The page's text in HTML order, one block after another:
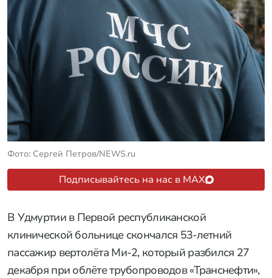
Фото: Сергей Петров/NEWS.ru
Подписывайтесь на нас в MAX
В Удмуртии в Первой республиканской
клинической больнице скончался 53-летний
пассажир вертолёта Ми-2, который разбился 27
декабря при облёте трубопроводов «Транснефти»,